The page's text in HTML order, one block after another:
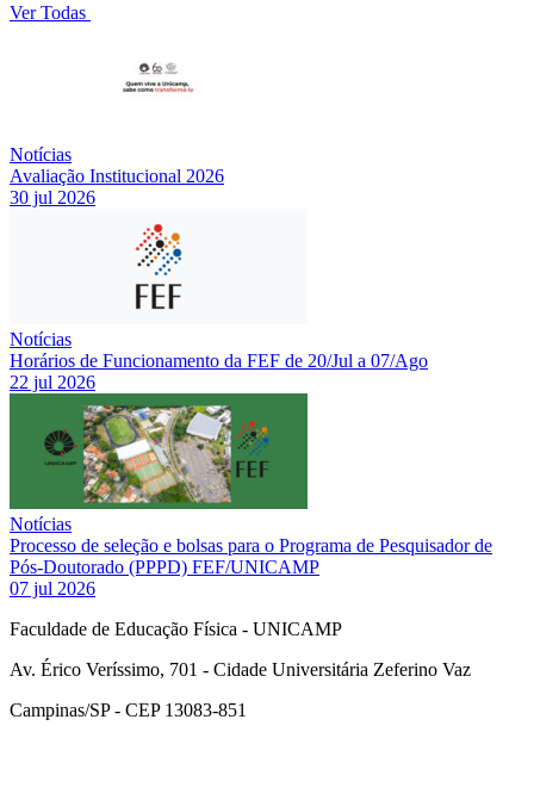
Ver Todas
Notícias
Avaliação Institucional 2026
30 jul 2026
Notícias
Horários de Funcionamento da FEF de 20/Jul a 07/Ago
22 jul 2026
Notícias
Processo de seleção e bolsas para o Programa de Pesquisador de
Pós-Doutorado (PPPD) FEF/UNICAMP
07 jul 2026
Faculdade de Educação Física - UNICAMP
Av. Érico Veríssimo, 701 - Cidade Universitária Zeferino Vaz
Campinas/SP - CEP 13083-851